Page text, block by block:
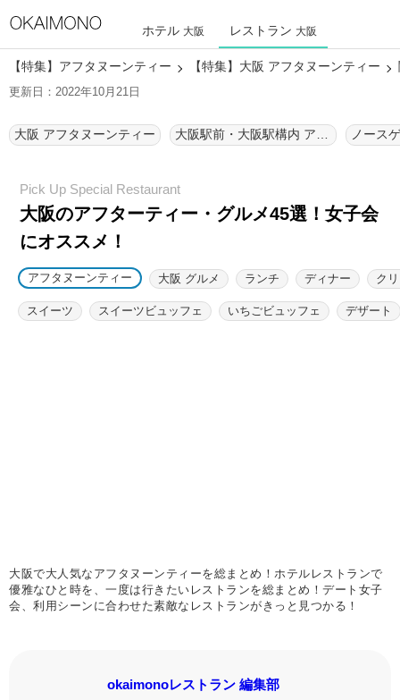
ホテル 大阪 レストラン 大阪
【特集】アフタヌーンティー 【特集】大阪 アフタヌーンティー
更新日：2022年10月21日
大阪 アフタヌーンティー
大阪のアフターティー・グルメ45選！女子会
にオススメ！
アフタヌーンティー 大阪 グルメ ランチ ディナー ク
スイーツ スイーツビュッフェ いちごビュッフェ デザート
大阪で大人気なアフタヌーンティーを総まとめ！ホテルレストランで
優雅なひと時を、一度は行きたいレストランを総まとめ！デート女子
会、利用シーンに合わせた素敵なレストランがきっと見つかる！
okaimonoレストラン 編集部